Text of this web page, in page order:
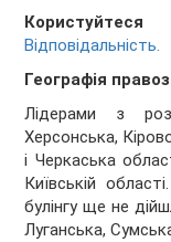
Відповідальність.
Географія
Лідерами з
Херсонська,
і Черкаська
Київській
булінгу ще не
Луганська,